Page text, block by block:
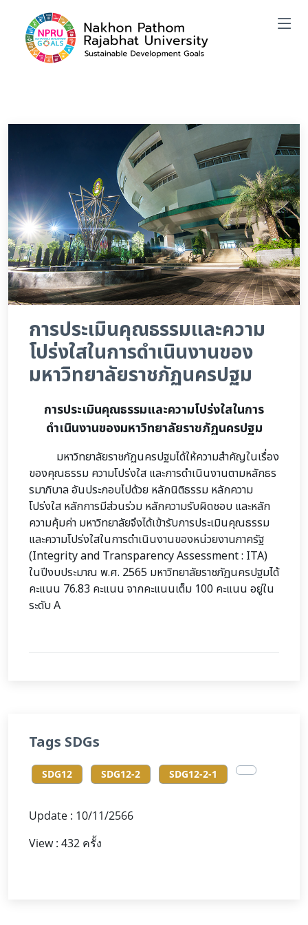
การประเมินคุณธรรมและความ
โปร่งใสในการดำเนินงานของ
มหาวิทยาลัยราชภัฏนครปฐม
การประเมินคุณธรรมและความโปร่งใสในการ
ดำเนินงานของมหาวิทยาลัยราชภัฏนครปฐม
มหาวิทยาลัยราชภัฏนครปฐมได้ให้ความสำคัญในเรื่อง
ของคุณธรรม ความโปร่งใส และการดำเนินงานตามหลักธร
รมาภิบาล อันประกอบไปด้วย หลักนิติธรรม หลักความ
โปร่งใส หลักการมีส่วนร่วม หลักความรับผิดชอบ และหลัก
ความคุ้มค่า มหาวิทยาลัยจึงได้เข้ารับการประเมินคุณธรรม
และความโปร่งใสในการดำเนินงานของหน่วยงานภาครัฐ
(Integrity and Transparency Assessment : ITA)
ในปีงบประมาณ พ.ศ. 2565 มหาวิทยาลัยราชภัฏนครปฐมได้
คะแนน 76.83 คะแนน จากคะแนนเต็ม 100 คะแนน อยู่ใน
ระดับ A
Tags SDGs
SDG12 SDG12-2 SDG12-2-1
Update : 10/11/2566
View : 432 ครั้ง